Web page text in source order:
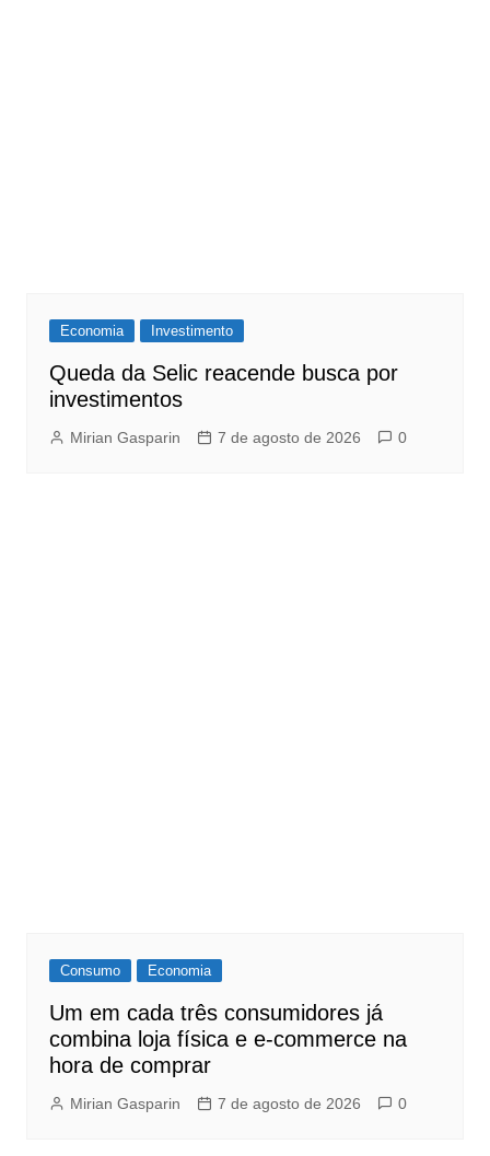
Economia Investimento
Queda da Selic reacende busca por
investimentos
Mirian Gasparin 7 de agosto de 2026 0
Consumo Economia
Um em cada três consumidores já
combina loja física e e-commerce na
hora de comprar
Mirian Gasparin 7 de agosto de 2026 0